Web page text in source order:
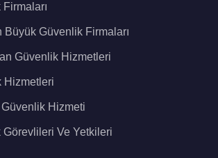
Güvenlik Firmaları
Güvenlik Hizmetleri
Hizmetleri
Hizmeti
Ve Yetkileri